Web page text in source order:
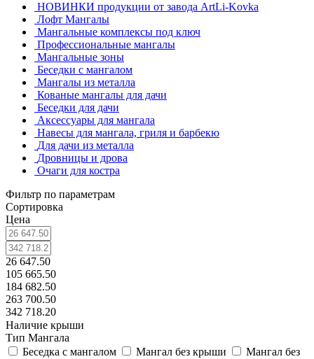
НОВИНКИ продукции от завода ArtLi-Kovka
Лофт Мангалы
Мангальные комплексы под ключ
Профессиональные мангалы
Мангальные зоны
Беседки с мангалом
Мангалы из металла
Кованые мангалы для дачи
Беседки для дачи
Аксессуары для мангала
Навесы для мангала, гриля и барбекю
Для дачи из металла
Дровницы и дрова
Очаги для костра
Фильтр по параметрам
Сортировка
Цена
26 647.50
105 665.50
184 682.50
263 700.50
342 718.20
Наличие крыши
Тип Мангала
Беседка с мангалом
Мангал без крыши
Мангал без